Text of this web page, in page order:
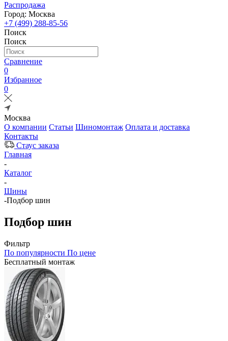
Распродажа
Город: Москва
+7 (499) 288-85-56
Поиск
Поиск
Сравнение
0
Избранное
0
Москва
О компании Статьи Шиномонтаж Оплата и доставка
Контакты
Стаус заказа
Главная
-
Каталог
-
Шины
-Подбор шин
Подбор шин
Фильтр
По популярности По цене
Бесплатный монтаж